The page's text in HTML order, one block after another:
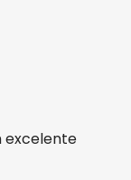
excelente